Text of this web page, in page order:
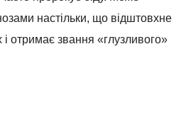
настільки, що відштовхне
і отримає звання «глузливого»